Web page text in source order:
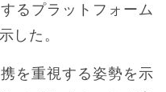
るプラットフォーム
した。
を重視する姿勢を示